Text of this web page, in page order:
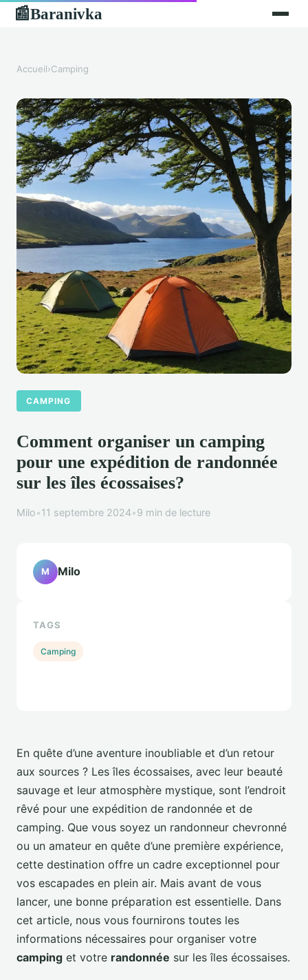
📰Baranivka
Accueil›Camping
CAMPING
Comment organiser un camping
pour une expédition de randonnée
sur les îles écossaises?
Milo•11 septembre 2024•9 min de lecture
En quête d’une aventure inoubliable et d’un retour
aux sources ? Les îles écossaises, avec leur beauté
sauvage et leur atmosphère mystique, sont l’endroit
rêvé pour une expédition de randonnée et de
camping. Que vous soyez un randonneur chevronné
ou un amateur en quête d’une première expérience,
cette destination offre un cadre exceptionnel pour
vos escapades en plein air. Mais avant de vous
lancer, une bonne préparation est essentielle. Dans
cet article, nous vous fournirons toutes les
informations nécessaires pour organiser votre
camping et votre randonnée sur les îles écossaises.
M Milo
TAGS
Camping